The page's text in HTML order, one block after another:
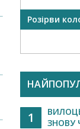
Розірви
1
ЗНОВУ